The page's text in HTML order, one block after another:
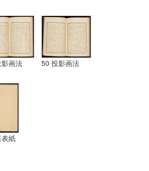
画法 50 投影画法
紙